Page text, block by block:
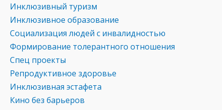
Инклюзивный туризм
Инклюзивное образование
Социализация людей с инвалидностью
Формирование толерантного отношения
Спец проекты
Репродуктивное здоровье
Инклюзивная эстафета
Кино без барьеров